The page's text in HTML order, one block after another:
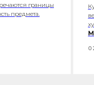
границы
предмета.